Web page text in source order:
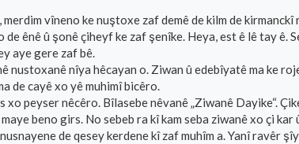
vîneno ke nuştoxe zaf demê de kilm de kirmanckî
ênê û şonê çiheyf ke zaf şenîke. Heya, est ê lê tay ê.
aye gere zaf bê.
nustoxanê nîya hêcayan o. Ziwan û edebîyatê ma ke
de cayê xo yê muhimî bicêro.
peyser nêcêro. Bîlasebe nêvanê „Ziwanê Dayike“.
beno girs. No sebeb ra kî kam seba ziwanê xo çi
de qesey kerdene kî zaf muhîm a. Yanî ravêr